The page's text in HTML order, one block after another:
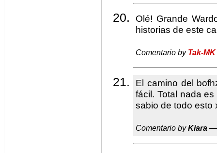
Olé! Grande
historias de este
Comentario by Tak-MK
El camino del
fácil. Total nada
sabio de todo esto
Comentario byKiara —